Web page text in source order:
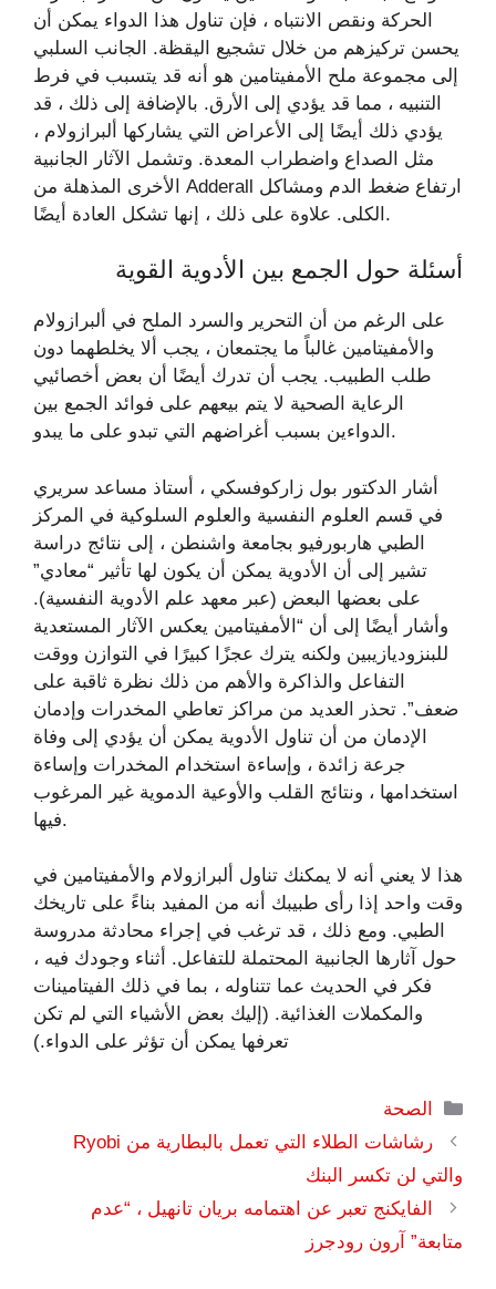
الحركة ونقص الانتباه ، فإن تناول هذا الدواء يمكن أن
يحسن تركيزهم من خلال تشجيع اليقظة. الجانب السلبي
إلى مجموعة ملح الأمفيتامين هو أنه قد يتسبب في فرط
التنبيه ، مما قد يؤدي إلى الأرق. بالإضافة إلى ذلك ، قد
يؤدي ذلك أيضًا إلى الأعراض التي يشاركها ألبرازولام ،
مثل الصداع واضطراب المعدة. وتشمل الآثار الجانبية
الأخرى المذهلة من Adderall ارتفاع ضغط الدم ومشاكل
الكلى. علاوة على ذلك ، إنها تشكل العادة أيضًا.
أسئلة حول الجمع بين الأدوية القوية
على الرغم من أن التحرير والسرد الملح في ألبرازولام
والأمفيتامين غالباً ما يجتمعان ، يجب ألا يخلطهما دون
طلب الطبيب. يجب أن تدرك أيضًا أن بعض أخصائيي
الرعاية الصحية لا يتم بيعهم على فوائد الجمع بين
الدواءين بسبب أغراضهم التي تبدو على ما يبدو.
أشار الدكتور بول زاركوفسكي ، أستاذ مساعد سريري
في قسم العلوم النفسية والعلوم السلوكية في المركز
الطبي هاربورفيو بجامعة واشنطن ، إلى نتائج دراسة
تشير إلى أن الأدوية يمكن أن يكون لها تأثير “معادي”
على بعضها البعض (عبر معهد علم الأدوية النفسية).
وأشار أيضًا إلى أن “الأمفيتامين يعكس الآثار المستعدية
للبنزوديازيبين ولكنه يترك عجزًا كبيرًا في التوازن ووقت
التفاعل والذاكرة والأهم من ذلك نظرة ثاقبة على
ضعف”. تحذر العديد من مراكز تعاطي المخدرات وإدمان
الإدمان من أن تناول الأدوية يمكن أن يؤدي إلى وفاة
جرعة زائدة ، وإساءة استخدام المخدرات وإساءة
استخدامها ، ونتائج القلب والأوعية الدموية غير المرغوب
فيها.
هذا لا يعني أنه لا يمكنك تناول ألبرازولام والأمفيتامين في
وقت واحد إذا رأى طبيبك أنه من المفيد بناءً على تاريخك
الطبي. ومع ذلك ، قد ترغب في إجراء محادثة مدروسة
حول آثارها الجانبية المحتملة للتفاعل. أثناء وجودك فيه ،
فكر في الحديث عما تتناوله ، بما في ذلك الفيتامينات
والمكملات الغذائية. (إليك بعض الأشياء التي لم تكن
تعرفها يمكن أن تؤثر على الدواء.)
التصنيفات
الصحة
رشاشات الطلاء التي تعمل بالبطارية من Ryobi
والتي لن تكسر البنك
الفايكنج تعبر عن اهتمامه بريان تانهيل ، “عدم
متابعة” آرون رودجرز